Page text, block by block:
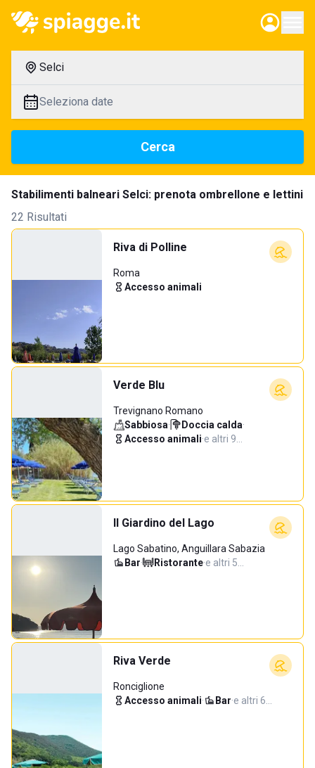
Selci
Seleziona date
Cerca
Stabilimenti balneari Selci: prenota ombrellone e lettini
22 Risultati
Riva di Polline
Roma
Accesso animali
Verde Blu
Trevignano Romano
Sabbiosa· Doccia calda·
Accesso animali·e altri 9…
Il Giardino del Lago
Lago Sabatino, Anguillara Sabazia
Bar· Ristorante·e altri 5…
Riva Verde
Ronciglione
Accesso animali· Bar·e altri 6…